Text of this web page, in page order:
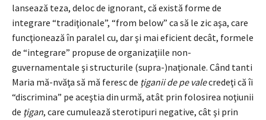
lansează teza, deloc de ignorant, că există forme de
integrare “tradiţionale”, “from below” ca să le zic aşa, care
funcţionează în paralel cu, dar şi mai eficient decât, formele
de “integrare” propuse de organizaţiile non-
guvernamentale şi structurile (supra-)naţionale. Când tanti
Maria mă-nvăţa să mă feresc de ţiganii de pe valecredeţi că îi
“discrimina” pe aceştia din urmă, atât prin folosirea noţiunii
de ţigan, care cumulează sterotipuri negative, cât şi prin